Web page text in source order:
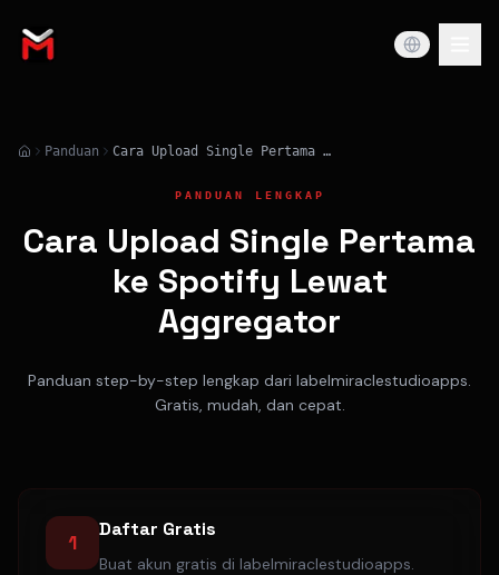
Panduan Cara Upload Single Pertama ke Spotify Lewat Aggregator
PANDUAN LENGKAP
Cara Upload Single Pertama
ke Spotify Lewat
Aggregator
Panduan step-by-step lengkap dari labelmiraclestudioapps.
Gratis, mudah, dan cepat.
1
Daftar Gratis
Buat akun gratis di labelmiraclestudioapps.